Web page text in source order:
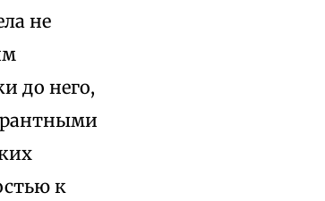
не
до него,
к